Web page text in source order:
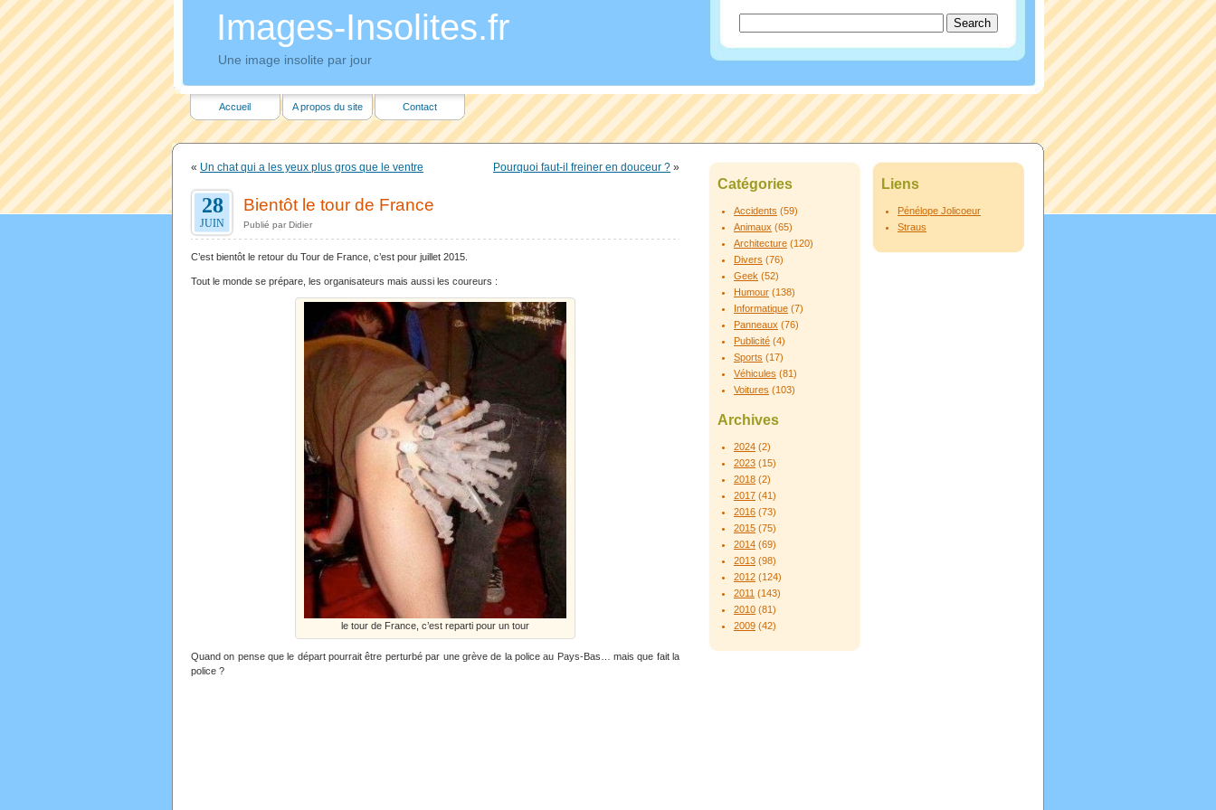
Images-Insolites.fr
Une image insolite par jour
Accueil A propos du site Contact
« Un chat qui a les yeux plus gros que le ventre Pourquoi faut-il freiner en douceur ? »
28
JUIN
Bientôt le tour de France
Publié par Didier
C’est bientôt le retour du Tour de France, c’est pour juillet 2015.
Tout le monde se prépare, les organisateurs mais aussi les coureurs :
le tour de France, c’est reparti pour un tour
Quand on pense que le départ pourrait être perturbé par une grève de la police au Pays-Bas… mais que fait la
police ?
Catégories
Accidents (59)
Animaux (65)
Architecture (120)
Divers (76)
Geek (52)
Humour (138)
Informatique (7)
Panneaux (76)
Publicité (4)
Sports (17)
Véhicules (81)
Voitures (103)
Archives
2024 (2)
2023 (15)
2018 (2)
2017 (41)
2016 (73)
2015 (75)
2014 (69)
2013 (98)
2012 (124)
2011 (143)
2010 (81)
2009 (42)
Liens
Pénélope Jolicoeur
Straus